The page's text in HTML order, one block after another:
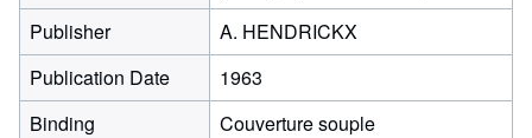
Publisher
A. HENDRICKX
Publication Date
1963
Binding
Couverture souple